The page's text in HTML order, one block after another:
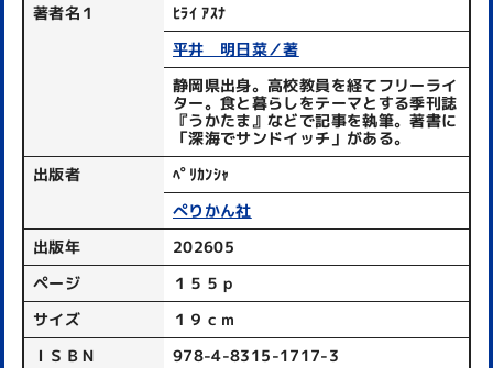
著者名１
ﾋﾗｲ ｱｽﾅ
平井 明日菜／著
静岡県出身。高校教員を経てフリーライ
ター。食と暮らしをテーマとする季刊誌
『うかたま』などで記事を執筆。著書に
「深海でサンドイッチ」がある。
出版者
ﾍﾟﾘｶﾝｼｬ
ぺりかん社
出版年
202605
ページ
１５５ｐ
サイズ
１９ｃｍ
ＩＳＢＮ
978-4-8315-1717-3